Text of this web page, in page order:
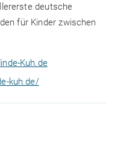
deutsche
für Kinder zwischen
Kuh.de
kuh.de/